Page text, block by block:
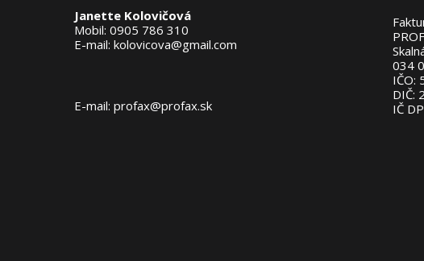
Janette Kolovičová
Mobil: 0905 786 310
E-mail: kolovicova@gmail.com
E-mail: profax@profax.sk
034
IČO:
DIČ:
IČ